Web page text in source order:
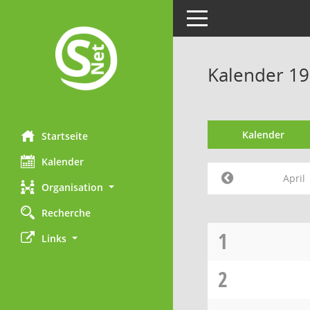
Startseite
Kalender
Organisation
Recherche
Links
Toggle navigation
Kalender
Kalender
April
1
2